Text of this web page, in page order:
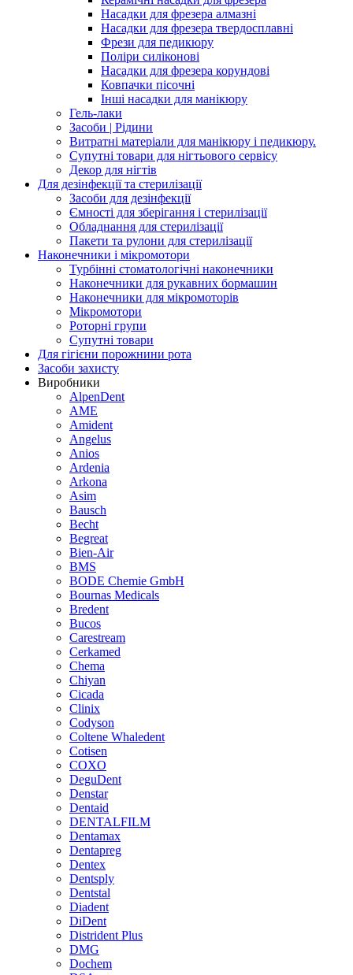
Насадки для фрезера алмазні
Насадки для фрезера твердосплавні
Фрези для педикюру
Поліри силіконові
Насадки для фрезера корундові
Ковпачки пісочні
Інші насадки для манікюру
Гель-лаки
Засоби | Рідини
Витратні матеріали для манікюру і педикюру.
Супутні товари для нігтьового сервісу
Декор для нігтів
Для дезінфекції та стерилізації
Засоби для дезінфекції
Ємності для зберігання і стерилізації
Обладнання для стерилізації
Пакети та рулони для стерилізації
Наконечники і мікромотори
Турбінні стоматологічні наконечники
Наконечники для рукавних бормашин
Наконечники для мікромоторів
Мікромотори
Роторні групи
Супутні товари
Для гігієни порожнини рота
Засоби захисту
Виробники
AlpenDent
AME
Amident
Angelus
Anios
Ardenia
Arkona
Asim
Bausch
Becht
Begreat
Bien-Air
BMS
BODE Chemie GmbH
Bournas Medicals
Bredent
Bucos
Carestream
Cerkamed
Chema
Chiyan
Cicada
Clinix
Codyson
Coltene Whaledent
Cotisen
COXO
DeguDent
Denstar
Dentaid
DENTALFILM
Dentamax
Dentapreg
Dentex
Dentsply
Dentstal
Diadent
DiDent
Distrident Plus
DMG
Dochem